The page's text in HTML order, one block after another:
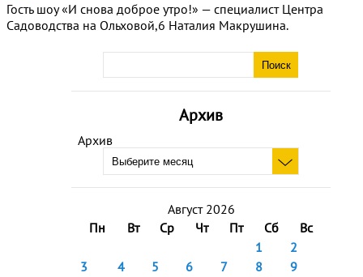
Архив
Архив
Август 2026
Пн
Вт Ср Чт Пт Сб
Вс
1
2
3
4 5 6 7 8
9
Гость шоу «И снова доброе утро!» — специалист Центра
Садоводства на Ольховой,6 Наталия Макрушина.